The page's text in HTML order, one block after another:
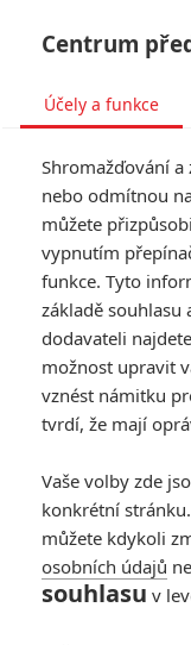
fandimefilmu.cz/
Jmeno:Jan
Příjmění:Valušek
Počet článků
Centrum
Účely a funkce
Shromažďování
nebo odmítnou
můžete
vypnutím
funkce. Tyto
základě souhlasu
dodavateli
možnost upravit
vznést námitku
tvrdí, že mají
Vaše volby zde
konkrétní
můžete kdykoli
osobních údajů
souhlasu v